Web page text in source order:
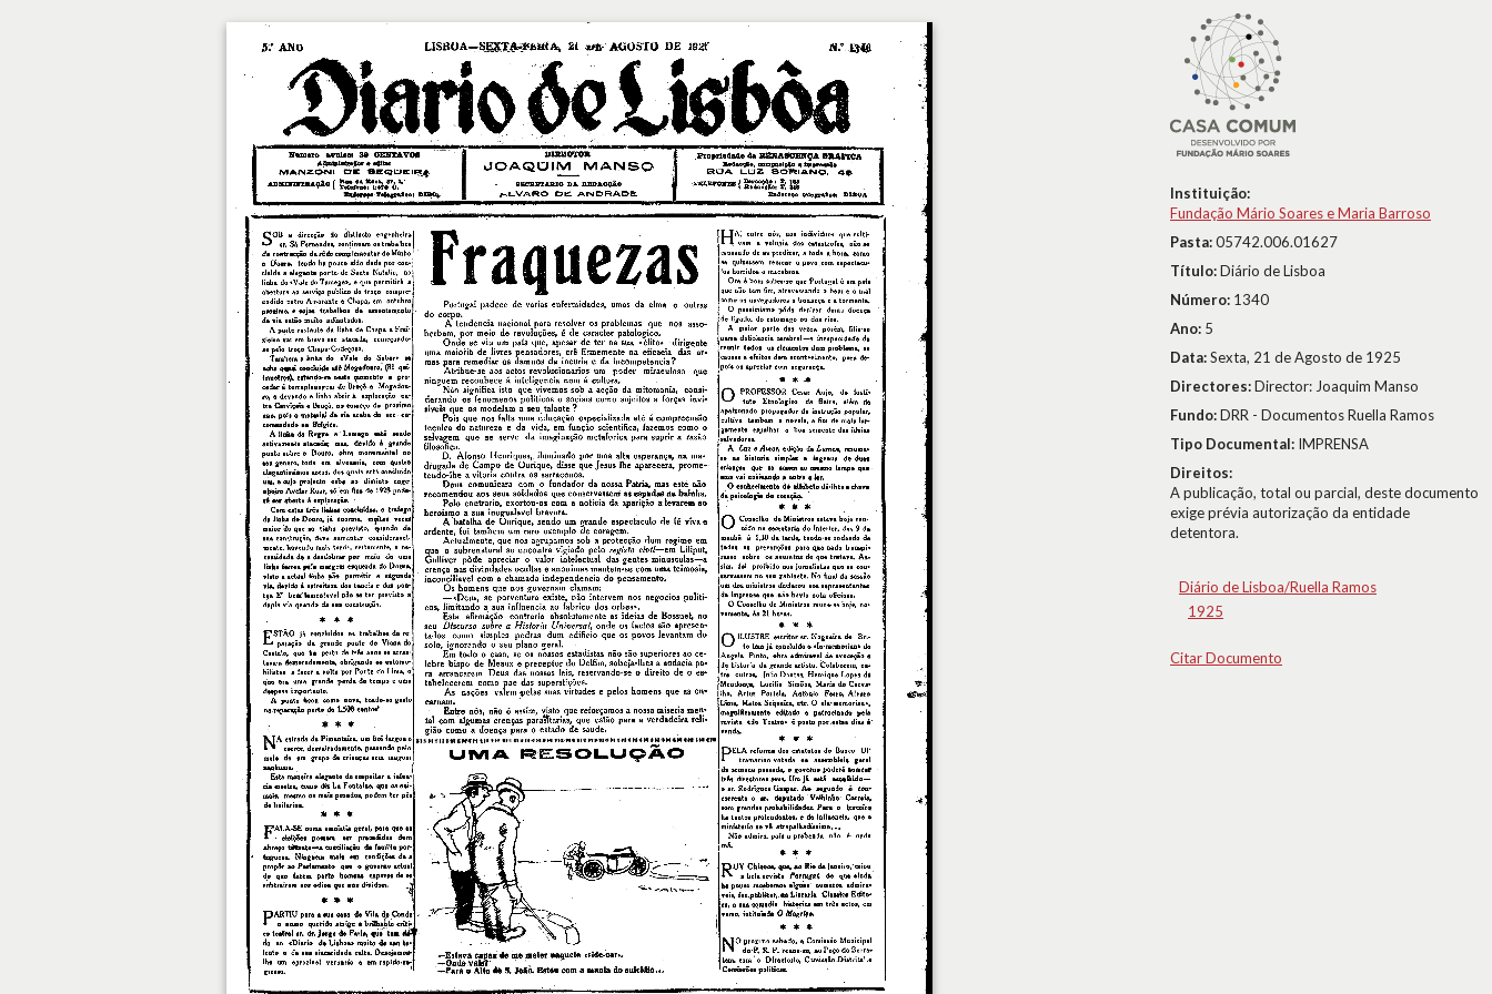
Instituição:
Fundação Mário Soares e Maria Barroso
Pasta:05742.006.01627
Título:Diário de Lisboa
Número: 1340
Ano: 5
Data:Sexta, 21 de Agosto de 1925
Directores:Director: Joaquim Manso
Fundo:DRR - Documentos Ruella Ramos
Tipo Documental: IMPRENSA
Direitos:
A publicação, total ou parcial, deste documento
exige prévia autorização da entidade
detentora.
Diário de Lisboa/Ruella Ramos
1925
Citar Documento